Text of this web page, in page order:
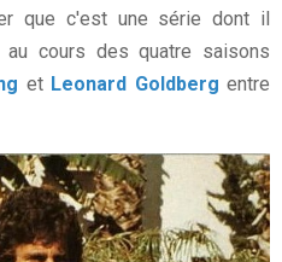
que c'est une série dont il
cours des quatre saisons
et Leonard Goldberg entre